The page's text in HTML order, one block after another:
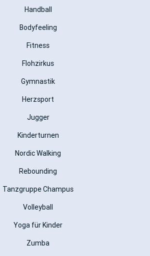
Handball
Bodyfeeling
Fitness
Flohzirkus
Gymnastik
Herzsport
Jugger
Kinderturnen
Nordic Walking
Rebounding
Tanzgruppe Champus
Volleyball
Yoga für Kinder
Zumba